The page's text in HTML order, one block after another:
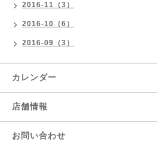
2016-11（3）
2016-10（6）
2016-09（3）
カレンダー
店舗情報
お問い合わせ